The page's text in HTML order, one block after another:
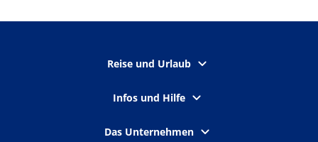
Reise und Urlaub
Infos und Hilfe
Das Unternehmen